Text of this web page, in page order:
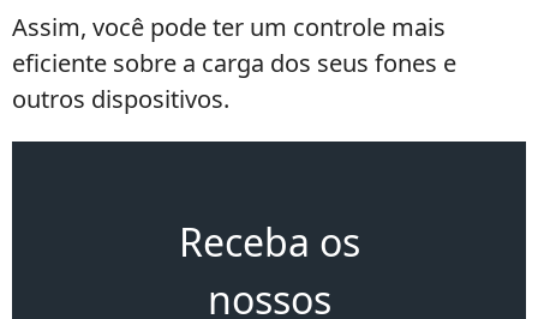
Assim, você pode ter um controle mais
eficiente sobre a carga dos seus fones e
outros dispositivos.
Receba os
nossos